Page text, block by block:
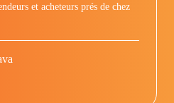
et acheteurs prés de chez